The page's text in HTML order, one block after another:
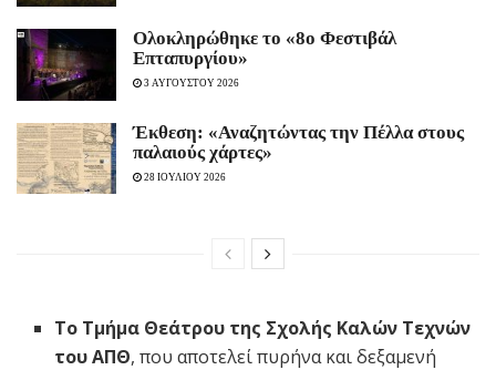
Ολοκληρώθηκε το «8ο Φεστιβάλ
Επταπυργίου»
3 ΑΥΓΟΥΣΤΟΥ 2026
Έκθεση: «Αναζητώντας την Πέλλα στους
παλαιούς χάρτες»
28 ΙΟΥΛΙΟΥ 2026
Το Τμήμα Θεάτρου της Σχολής Καλών Τεχνών
του ΑΠΘ, που αποτελεί πυρήνα και δεξαμενή